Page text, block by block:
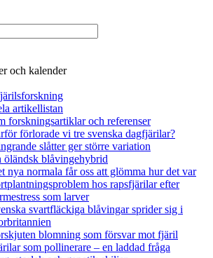
och kalender
artikellistan
forskningsartiklar och referenser
förlorade vi tre svenska dagfjärilar?
slåtter ger större variation
öländsk blåvingehybrid
nya normala får oss att glömma hur det var
hos rapsfjärilar efter
som larver
svartfläckiga blåvingar sprider sig i
blomning som försvar mot fjäril
som pollinerare – en laddad fråga